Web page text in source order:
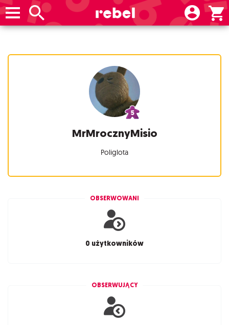
MrMrocznyMisio
Poliglota
OBSERWOWANI
0 użytkowników
OBSERWUJĄCY